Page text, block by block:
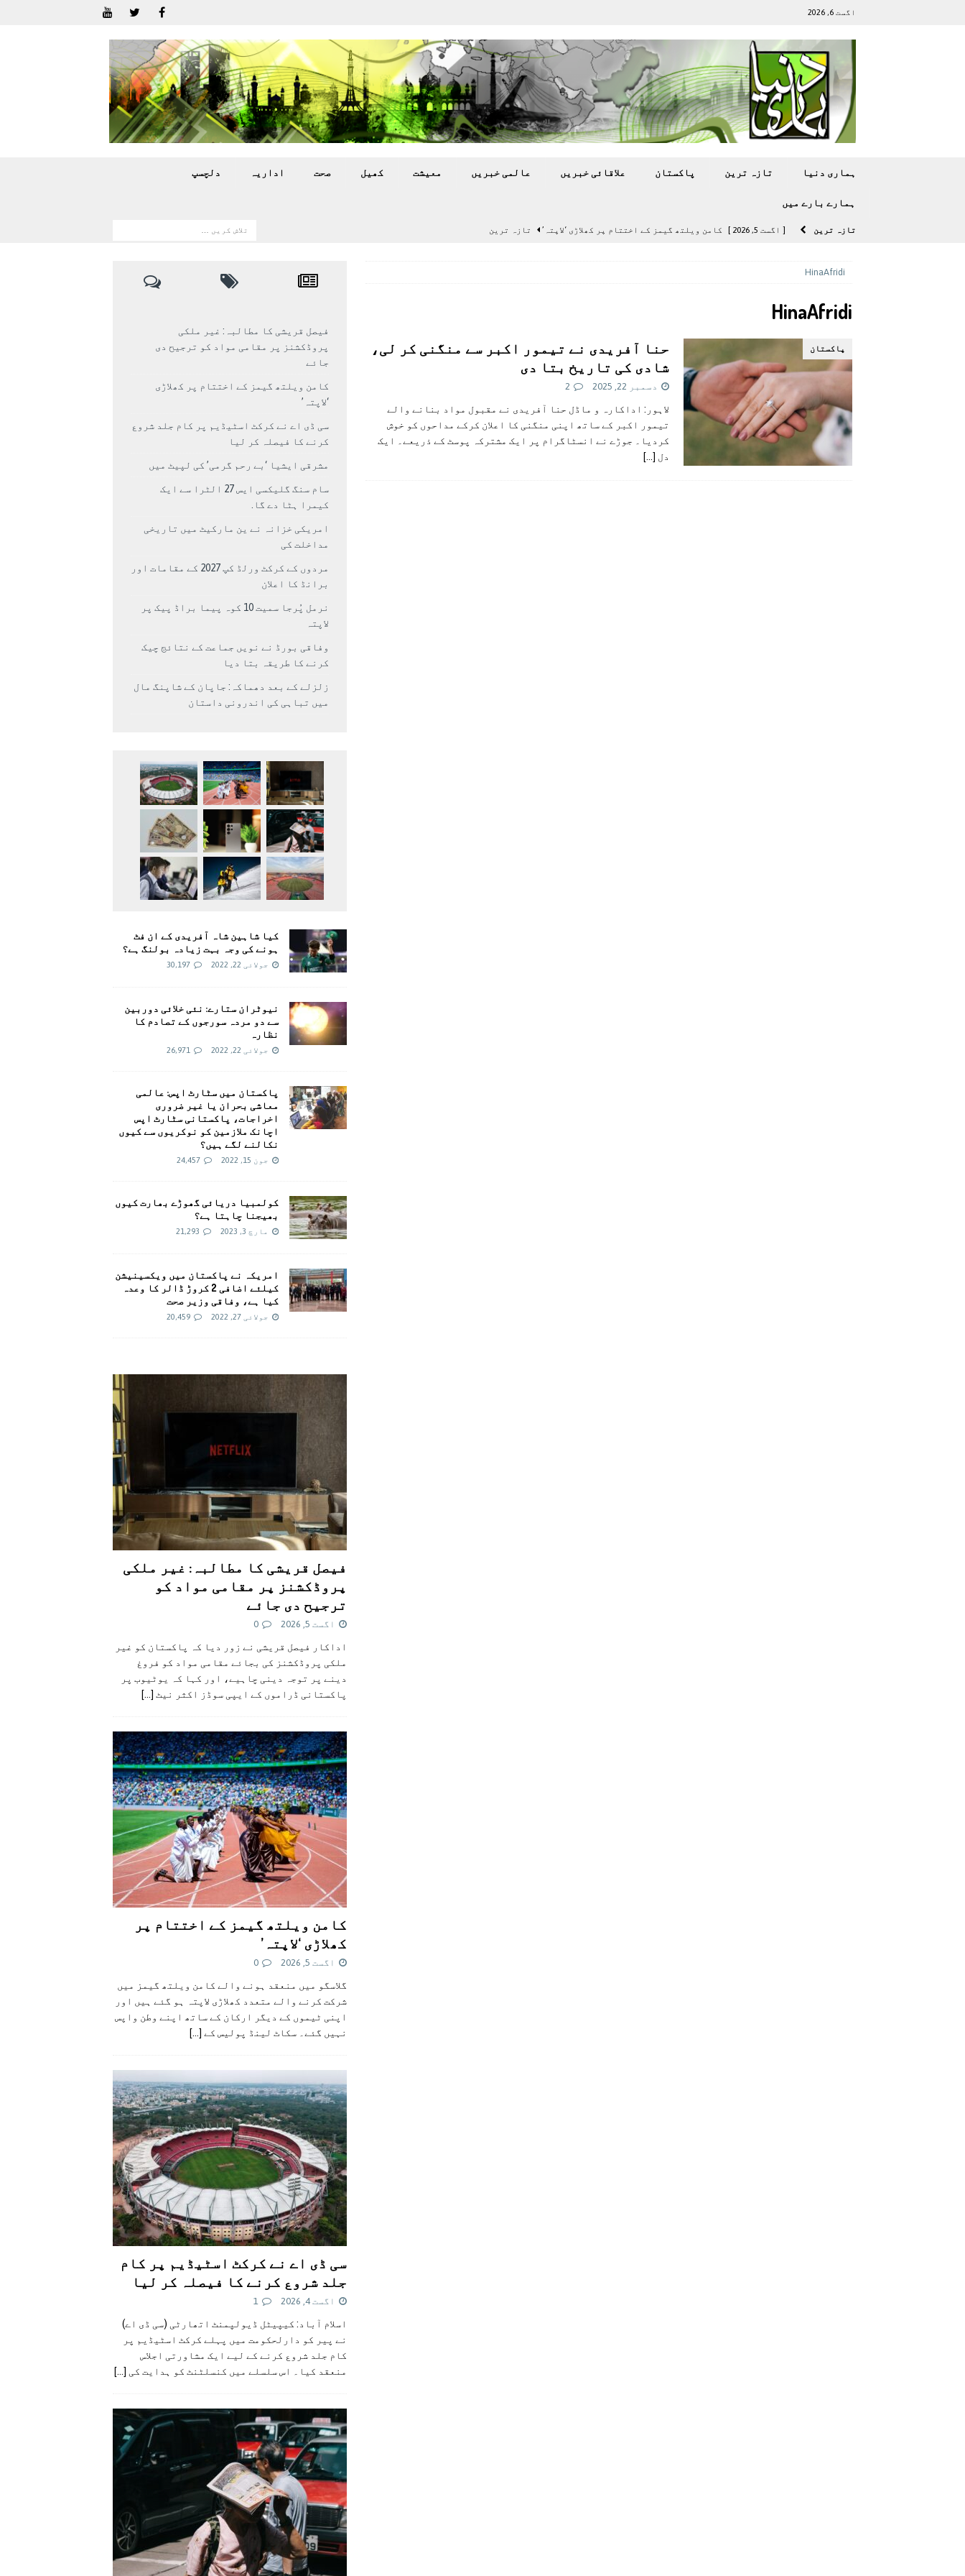
اگست 6, 2026
ہماری دنیا تازہ ترين پاکستان علاقائی خبريں عالمی خبريں معيشت کھيل صحت اداريہ دلچسپ
ہمارے بارے ميں
تازہ ترين [ اگست 5, 2026 ] کامن ویلتھ گیمز کے اختتام پر کھلاڑی ‘لاپتہ’ تازہ ترين
[ اگست 3, 2026 ]
HinaAfridi
HinaAfridi
پاکستان
حنا آفریدی نے تیمور اکبر سے منگنی کر لی،
شادی کی تاریخ بتا دی
دسمبر 22, 2025 2
لاہور: اداکارہ و ماڈل حنا آفریدی نے مقبول مواد بنانے والے
تیمور اکبر کے ساتھ اپنی منگنی کا اعلان کرکے مداحوں کو خوش
کردیا۔ جوڑے نے انسٹاگرام پر ایک مشترکہ پوسٹ کے ذریعے۔ ایک
دل […]
فیصل قریشی کا مطالبہ: غیر ملکی
پروڈکشنز پر مقامی مواد کو ترجیح دی
جائے
کامن ویلتھ گیمز کے اختتام پر کھلاڑی
‘لاپتہ’
سی ڈی اے نے کرکٹ اسٹیڈیم پر کام جلد شروع
کرنے کا فیصلہ کر لیا
مشرقی ایشیا ‘بے رحم گرمی’ کی لپیٹ میں
سام سنگ گلیکسی ایس 27 الٹرا سے ایک
کیمرا ہٹا دے گا.
امریکی خزانہ نے ین مارکیٹ میں تاریخی
مداخلت کی
مردوں کے کرکٹ ورلڈ کپ 2027 کے مقامات اور
برانڈ کا اعلان
نرمل پُرجا سمیت 10 کوہ پیما براڈ پیک پر
لاپتہ
وفاقی بورڈ نے نویں جماعت کے نتائج چیک
کرنے کا طریقہ بتا دیا
زلزلے کے بعد دھماکہ: جاپان کے شاپنگ مال
میں تباہی کی اندرونی داستان
کیا شاہین شاہ آفریدی کے ان فٹ
ہونے کی وجہ بہت زیادہ بولنگ ہے؟
جولائی 22, 2022 30,197
نیوٹران ستارے: نئی خلائی دوربین
سے دو مردہ سورجوں کے تصادم کا
نظارہ
جولائی 22, 2022 26,971
پاکستان میں سٹارٹ اپس: عالمی
معاشی بحران یا غیر ضروری
اخراجات، پاکستانی سٹارٹ اپس
اچانک ملازمین کو نوکریوں سے کیوں
نکالنے لگے ہیں؟
جون 15, 2022 24,457
کولمبیا دریائی گھوڑے بھارت کیوں
بھیجنا چاہتا ہے؟
مارچ 3, 2023 21,293
امريکہ نے پاکستان میں ویکسینیشن
کیلئے اضافی 2 کروڑ ڈالر کا وعدہ
کیا ہے، وفاقی وزیر صحت
جولائی 27, 2022 20,459
فیصل قریشی کا مطالبہ: غیر ملکی
پروڈکشنز پر مقامی مواد کو
ترجیح دی جائے
اگست 5, 2026 0
اداکار فیصل قریشی نے زور دیا کہ پاکستان کو غیر
ملکی پروڈکشنز کی بجائے مقامی مواد کو فروغ
دینے پر توجہ دینی چاہیے، اور کہا کہ یوٹیوب پر
پاکستانی ڈراموں کے ایپی سوڈز اکثر نیٹ [...]
کامن ویلتھ گیمز کے اختتام پر
کھلاڑی ‘لاپتہ’
اگست 5, 2026 0
گلاسگو میں منعقد ہونے والے کامن ویلتھ گیمز میں
شرکت کرنے والے متعدد کھلاڑی لاپتہ ہو گئے ہیں اور
اپنی ٹیموں کے دیگر ارکان کے ساتھ اپنے وطن واپس
نہیں گئے۔ سکاٹ لینڈ پولیس کے [...]
سی ڈی اے نے کرکٹ اسٹیڈیم پر کام
جلد شروع کرنے کا فیصلہ کر لیا
اگست 4, 2026 1
اسلام آباد: کیپیٹل ڈیولپمنٹ اتھارٹی (سی ڈی اے)
نے پیر کو دارلحکومت میں پہلے کرکٹ اسٹیڈیم پر
کام جلد شروع کرنے کے لیے ایک مشاورتی اجلاس
منعقد کیا۔ اس سلسلے میں کنسلٹنٹ کو ہدایت کی [...]